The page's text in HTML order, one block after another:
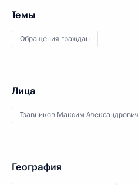
Темы
Обращения граждан
Лица
Травников Максим Александрович
География